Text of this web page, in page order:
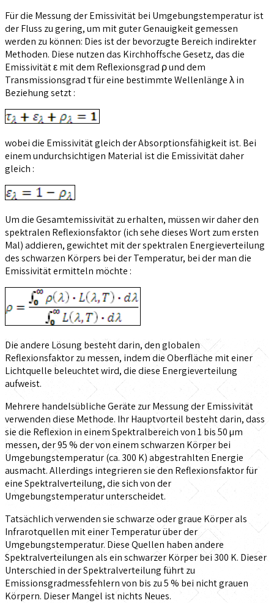
Für die Messung der Emissivität bei Umgebungstemperatur ist
der Fluss zu gering, um mit guter Genauigkeit gemessen
werden zu können: Dies ist der bevorzugte Bereich indirekter
Methoden. Diese nutzen das Kirchhoffsche Gesetz, das die
Emissivität ε mit dem Reflexionsgrad ρ und dem
Transmissionsgrad τ für eine bestimmte Wellenlänge λ in
Beziehung setzt :
wobei die Emissivität gleich der Absorptionsfähigkeit ist. Bei
einem undurchsichtigen Material ist die Emissivität daher
gleich :
Um die Gesamtemissivität zu erhalten, müssen wir daher den
spektralen Reflexionsfaktor (ich sehe dieses Wort zum ersten
Mal) addieren, gewichtet mit der spektralen Energieverteilung
des schwarzen Körpers bei der Temperatur, bei der man die
Emissivität ermitteln möchte :
Die andere Lösung besteht darin, den globalen
Reflexionsfaktor zu messen, indem die Oberfläche mit einer
Lichtquelle beleuchtet wird, die diese Energieverteilung
aufweist.
Mehrere handelsübliche Geräte zur Messung der Emissivität
verwenden diese Methode. Ihr Hauptvorteil besteht darin, dass
sie die Reflexion in einem Spektralbereich von 1 bis 50 µm
messen, der 95 % der von einem schwarzen Körper bei
Umgebungstemperatur (ca. 300 K) abgestrahlten Energie
ausmacht. Allerdings integrieren sie den Reflexionsfaktor für
eine Spektralverteilung, die sich von der
Umgebungstemperatur unterscheidet.
Tatsächlich verwenden sie schwarze oder graue Körper als
Infrarotquellen mit einer Temperatur über der
Umgebungstemperatur. Diese Quellen haben andere
Spektralverteilungen als ein schwarzer Körper bei 300 K. Dieser
Unterschied in der Spektralverteilung führt zu
Emissionsgradmessfehlern von bis zu 5 % bei nicht grauen
Körpern. Dieser Mangel ist nichts Neues.